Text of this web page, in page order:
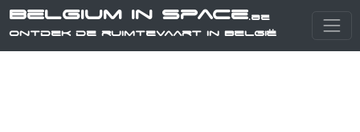
Belgium in Space.be
Ontdek de ruimtevaart in België